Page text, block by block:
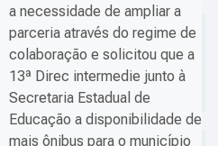
a necessidade de ampliar a
parceria através do regime de
colaboração e solicitou que a
13ª Direc intermedie junto à
Secretaria Estadual de
Educação a disponibilidade de
mais ônibus para o município